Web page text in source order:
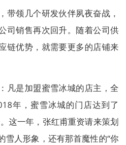
带领几个研发伙伴夙夜奋战，
司销售再次回升。随着公司供
链优势，就需要更多的店铺来
凡是加盟蜜雪冰城的店主，全
年，蜜雪冰城的门店达到了
这一年，张红甫重资请来策划
雪人形象，还有那首魔性的“你